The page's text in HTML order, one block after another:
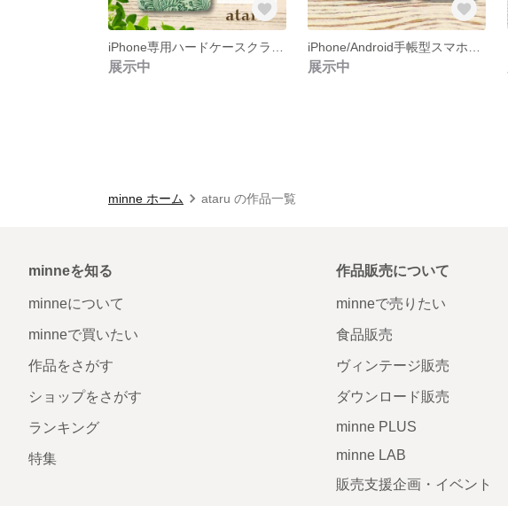
展示中 展示中
minne ホーム ataru の作品一覧
minneを知る
minneについて
minneで買いたい
作品をさがす
ショップをさがす
ランキング
特集
作品販売について
minneで売りたい
食品販売
ヴィンテージ販売
ダウンロード販売
minne PLUS
minne LAB
販売支援企画・イベント